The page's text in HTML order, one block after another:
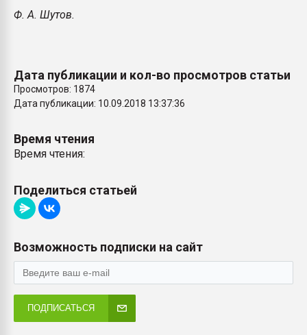
Ф. А. Шутов.
Дата публикации и кол-во просмотров статьи
Просмотров: 1874
Дата публикации: 10.09.2018 13:37:36
Время чтения
Время чтения:
Поделиться статьей
Возможность подписки на сайт
ПОДПИСАТЬСЯ